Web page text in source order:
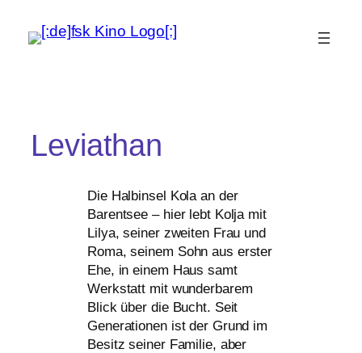
Leviathan
Die Halbinsel Kola an der
Barentsee – hier lebt Kolja mit
Lilya, sei­ner zwei­ten Frau und
Roma, sei­nem Sohn aus ers­ter
Ehe, in einem Haus samt
Werkstatt mit wun­der­ba­rem
Blick über die Bucht. Seit
Generationen ist der Grund im
Besitz sei­ner Familie, aber